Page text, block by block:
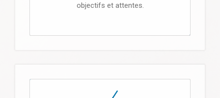
objectifs et attentes.